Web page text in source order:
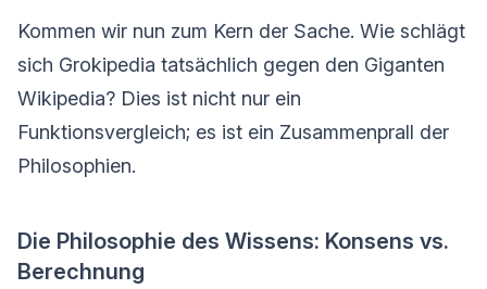
Kommen wir nun zum Kern der Sache. Wie schlägt
sich Grokipedia tatsächlich gegen den Giganten
Wikipedia? Dies ist nicht nur ein
Funktionsvergleich; es ist ein Zusammenprall der
Philosophien.
Die Philosophie des Wissens: Konsens vs.
Berechnung